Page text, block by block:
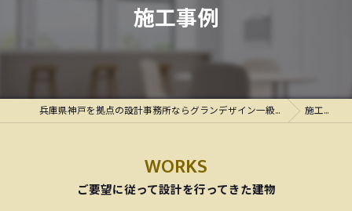
施工事例
兵庫県神戸を拠点の設計事務所ならグランデザイン一級建築士事務所 施工事例
WORKS
ご要望に従って設計を行ってきた建物